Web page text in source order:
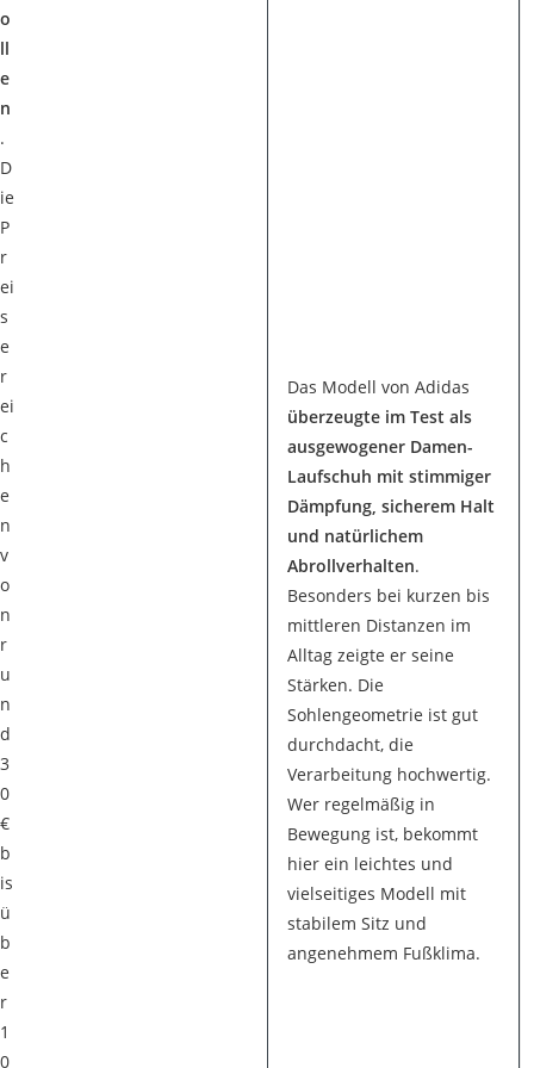
o
ll
e
n
.
D
ie
P
r
ei
s
e
r
ei
c
h
e
n
v
o
n
r
u
n
d
3
0
€
b
is
ü
b
e
r
1
0
Das Modell von Adidas
überzeugte im Test als
ausgewogener Damen-
Laufschuh mit stimmiger
Dämpfung, sicherem Halt
und natürlichem
Abrollverhalten.
Besonders bei kurzen bis
mittleren Distanzen im
Alltag zeigte er seine
Stärken. Die
Sohlengeometrie ist gut
durchdacht, die
Verarbeitung hochwertig.
Wer regelmäßig in
Bewegung ist, bekommt
hier ein leichtes und
vielseitiges Modell mit
stabilem Sitz und
angenehmem Fußklima.